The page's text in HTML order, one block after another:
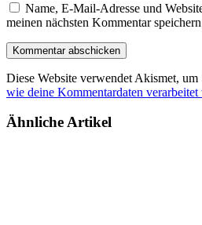
Name, E-Mail-Adresse und
meinen nächsten Kommentar
Diese Website verwendet Akismet, um
wie deine Kommentardaten verarbeitet
Ähnliche Artikel